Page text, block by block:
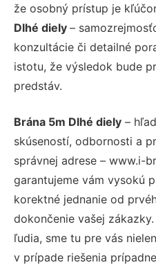
že osobný prístup je
Dlhé diely –
konzultácie či detailné
istotu, že výsledok bude
predstáv.
Brána 5m Dlhé diely –
skúseností, odbornosti a
správnej adrese – www.i-
garantujeme vám vysokú
korektné jednanie od
dokončenie vašej
ľudia, sme tu pre vás
v prípade riešenia